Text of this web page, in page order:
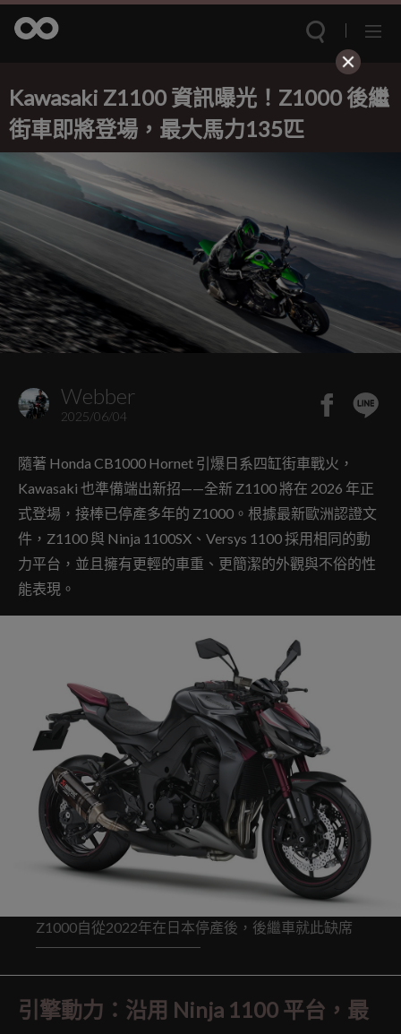
Kawasaki Z1100 資訊曝光！Z1000 後繼
街車即將登場，最大馬力135匹
Webber
2025/06/04
隨著 Honda CB1000 Hornet 引爆日系四缸街車戰火，
Kawasaki 也準備端出新招——全新 Z1100 將在 2026 年正
式登場，接棒已停產多年的 Z1000。根據最新歐洲認證文
件，Z1100 與 Ninja 1100SX、Versys 1100 採用相同的動
力平台，並且擁有更輕的車重、更簡潔的外觀與不俗的性
能表現。
Z1000自從2022年在日本停產後，後繼車就此缺席
引擎動力：沿用 Ninja 1100 平台，最